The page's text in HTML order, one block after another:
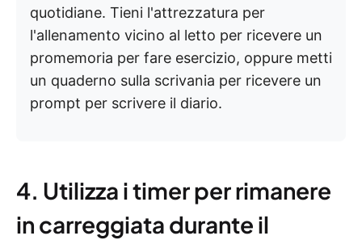
quotidiane. Tieni l'attrezzatura per
l'allenamento vicino al letto per ricevere un
promemoria per fare esercizio, oppure metti
un quaderno sulla scrivania per ricevere un
prompt per scrivere il diario.
4. Utilizza i timer per rimanere
in carreggiata durante il